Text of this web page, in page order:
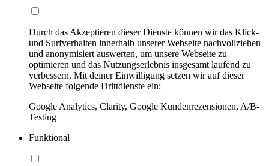
Durch das Akzeptieren dieser Dienste können wir das Klick-
und Surfverhalten innerhalb unserer Webseite nachvollziehen
und anonymisiert auswerten, um unsere Webseite zu
optimieren und das Nutzungserlebnis insgesamt laufend zu
verbessern. Mit deiner Einwilligung setzen wir auf dieser
Webseite folgende Drittdienste ein:
Google Analytics, Clarity, Google Kundenrezensionen, A/B-
Testing
Funktional